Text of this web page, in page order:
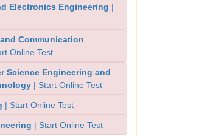
Electronics Engineering |
Communication
Online Test
Science Engineering and
| Start Online Test
| Start Online Test
| Start Online Test